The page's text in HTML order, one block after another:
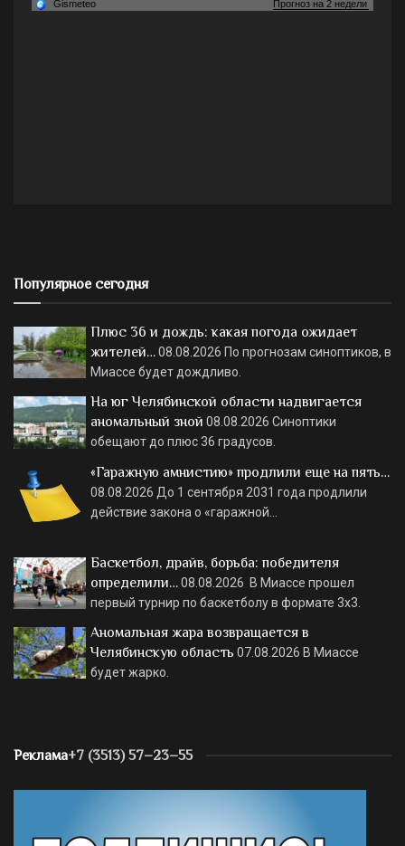
Популярное сегодня
Плюс 36 и дождь: какая погода ожидает
жителей…08.08.2026 По прогнозам синоптиков, в
Миассе будет дождливо.
На юг Челябинской области надвигается
аномальный зной 08.08.2026 Синоптики
обещают до плюс 36 градусов.
«Гаражную амнистию» продлили еще на пять…
08.08.2026 До 1 сентября 2031 года продлили
действие закона о «гаражной…
Баскетбол, драйв, борьба: победителя
определили…08.08.2026 В Миассе прошел
первый турнир по баскетболу в формате 3х3.
Аномальная жара возвращается в
Челябинскую область 07.08.2026 В Миассе
будет жарко.
Реклама+7 (3513) 57–23–55